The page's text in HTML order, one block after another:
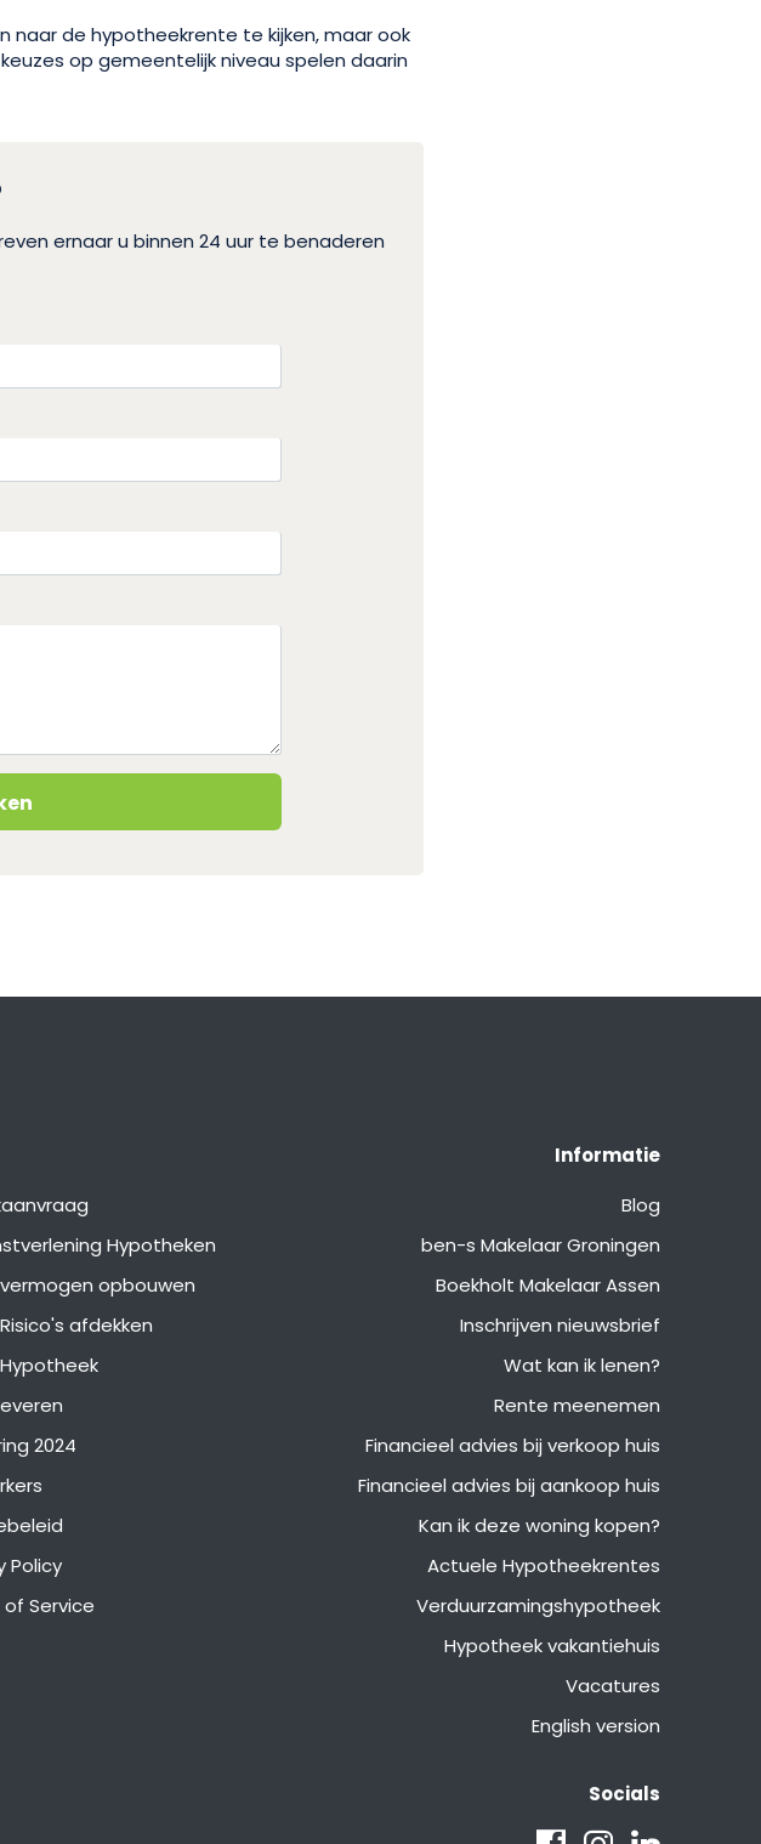
de hypotheekrente te kijken, maar ook
op gemeentelijk niveau spelen daarin
ernaar u binnen 24 uur te benaderen
Hypotheken
opbouwen
afdekken
2024
Policy
Service
Informatie
Blog
ben-s Makelaar Groningen
Boekholt Makelaar Assen
Inschrijven nieuwsbrief
Wat kan ik lenen?
Rente meenemen
Financieel advies bij verkoop huis
Financieel advies bij aankoop huis
Kan ik deze woning kopen?
Actuele Hypotheekrentes
Verduurzamingshypotheek
Hypotheek vakantiehuis
Vacatures
English version
Socials